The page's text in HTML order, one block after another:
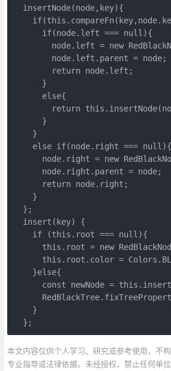
  insertNode(node,key){
      if(node.left === null){
node.left = new
        node.left.parent = node;
        return node.left;
      }
      else{
return
      }
    }
    else if(node.right === null){
node.right = new
      node.right.parent = node;
      return node.right;
    }
  };
  insert(key) {
    if (this.root === null){
this.root = new
this.root.color =
    }else{
const newNode =
    }
  };
本文内容仅供个人学习、研究或参考使用，不
专业指导或法律依据。未经授权，禁止任何单